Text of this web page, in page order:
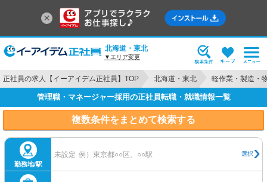
北海道・東北
▼エリア変更
正社員の求人【イーアイデム正社員】TOP 北海道・東北 軽作業・製造・
管理職・マネージャー採用の正社員転職・就職情報一覧
複数条件をまとめて検索する
勤務地/駅
未設定 例）東京都○○区、○○駅 選択